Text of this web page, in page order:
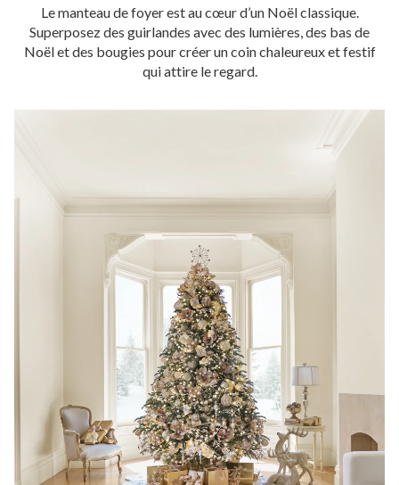
Le manteau de foyer est au cœur d’un Noël classique.
Superposez des guirlandes avec des lumières, des bas de
Noël et des bougies pour créer un coin chaleureux et festif
qui attire le regard.